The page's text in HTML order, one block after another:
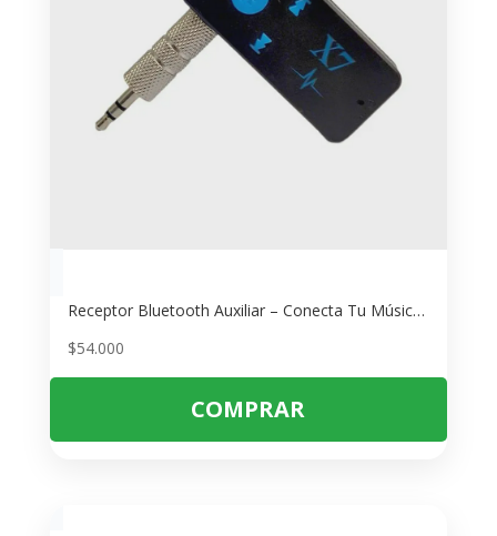
Receptor Bluetooth Auxiliar – Conecta Tu Música Inalámbrica a Cualquier Parlante
$54.000
COMPRAR